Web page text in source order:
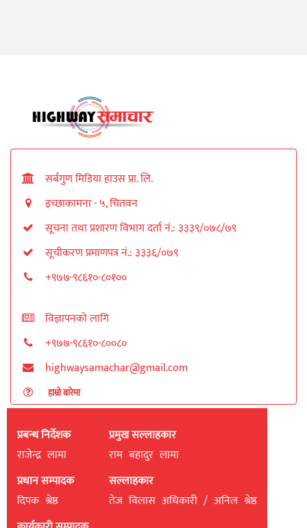
सर्बगुण मिडिया हाउस प्रा. लि.
इच्छाकामना - ५, चितवन
सूचना तथा प्रशारण विभाग दर्ता नं.: ३३३९/०७८/७९
सूचीकरण प्रमाणपत्र नं.: ३३३६/०७९
+९७७-९८६१०-८०१००
विज्ञापनको लागि
+९७७-९८६१०-८००८०
highwaysamachar@gmail.com
हाम्रो बारेमा
प्रबन्ध निर्देशक
राजेन्द्र लामा
प्रधान सम्पादक
दिपक श्रेष्ठ
प्रमुख सल्लाहकार
राम बहादुर लामा
सल्लाहकार
तेज विलास अधिकारी / अनिल श्रेष्ठ